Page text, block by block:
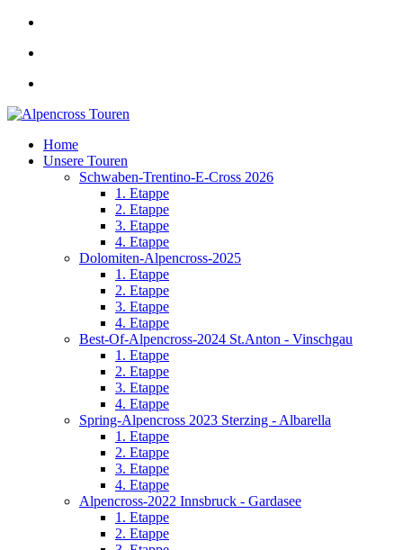
Home
Unsere Touren
Schwaben-Trentino-E-Cross 2026
1. Etappe
2. Etappe
3. Etappe
4. Etappe
Dolomiten-Alpencross-2025
1. Etappe
2. Etappe
3. Etappe
4. Etappe
Best-Of-Alpencross-2024 St.Anton - Vinschgau
1. Etappe
2. Etappe
3. Etappe
4. Etappe
Spring-Alpencross 2023 Sterzing - Albarella
1. Etappe
2. Etappe
3. Etappe
4. Etappe
Alpencross-2022 Innsbruck - Gardasee
1. Etappe
2. Etappe